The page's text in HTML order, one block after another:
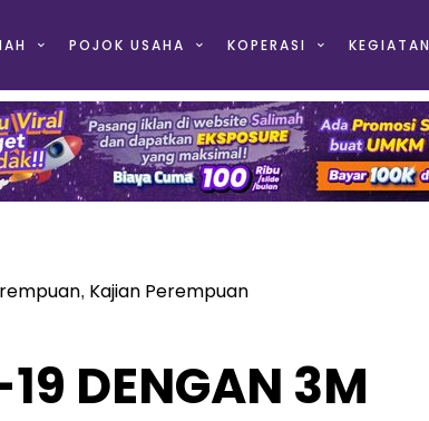
POJOK USAHA KOPERASI KEGIATAN
, Kajian Perempuan
DENGAN 3M